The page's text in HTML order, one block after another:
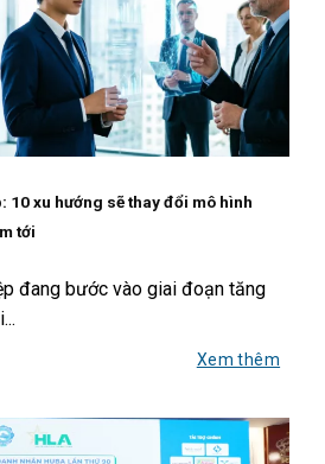
10 xu hướng sẽ thay đổi mô hình
tới
đang bước vào giai đoạn tăng
Xem thêm